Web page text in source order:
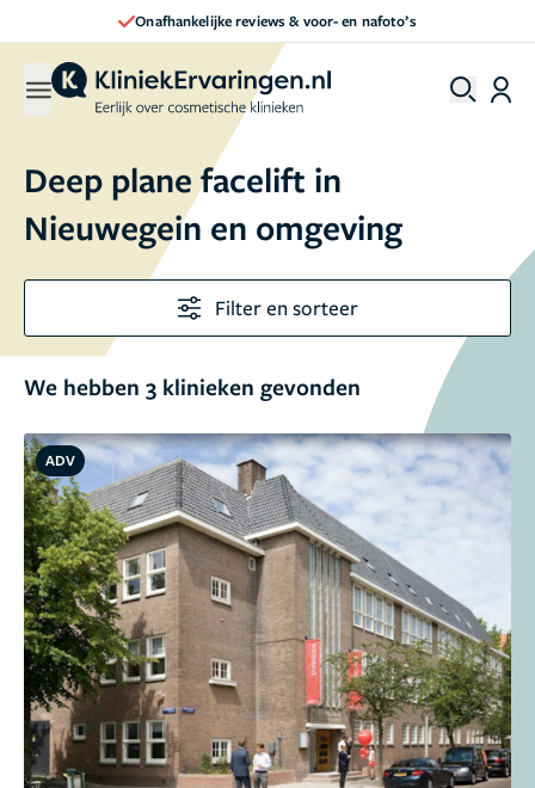
Onafhankelijke reviews & voor- en nafoto’s
Deep plane facelift in
Nieuwegein en omgeving
Filter en sorteer
We hebben 3 klinieken gevonden
ADV